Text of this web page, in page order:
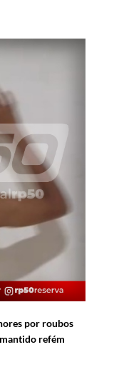
por roubos
refém